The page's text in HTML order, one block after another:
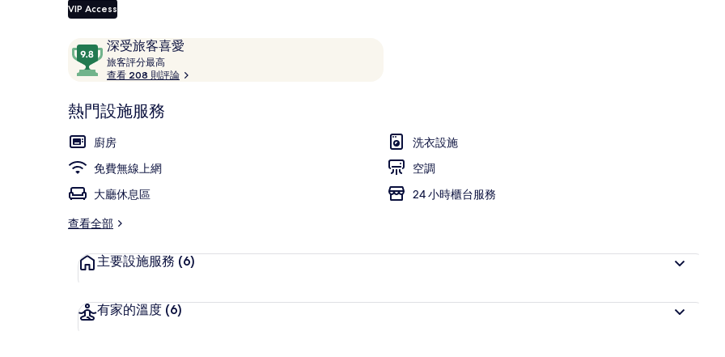
VIP Access
評
論
深受旅客喜愛
9.8
分，
滿
10，
深
受
旅
客
喜
愛
旅客評分最高
客
查看 208 則評論
熱門設施服務
廚房
洗衣設施
免費無線上網
空調
大廳休息區
24 小時櫃台服務
查看全部
主要設施服務 (6)
有家的溫度 (6)